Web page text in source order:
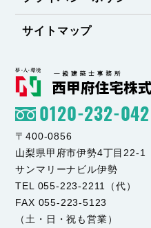
サイトマップ
0120-232-042
〒400-0856
山梨県甲府市伊勢4丁目22-1
サンマリーナビル伊勢
TEL 055-223-2211（代）
FAX 055-223-5123
（土・日・祝も営業）